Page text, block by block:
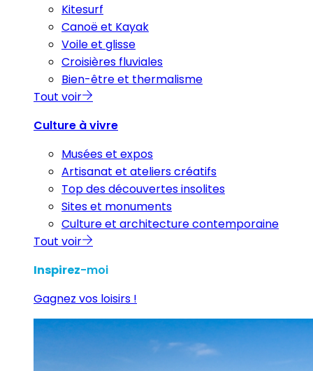
Kitesurf
Canoë et Kayak
Voile et glisse
Croisières fluviales
Bien-être et thermalisme
Tout voir
Culture à vivre
Musées et expos
Artisanat et ateliers créatifs
Top des découvertes insolites
Sites et monuments
Culture et architecture contemporaine
Tout voir
Inspirez-moi
Gagnez vos loisirs !